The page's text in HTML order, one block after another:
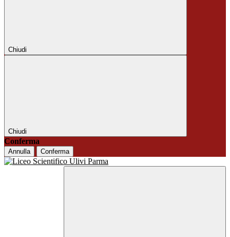
Chiudi
Chiudi
Conferma
Annulla Conferma